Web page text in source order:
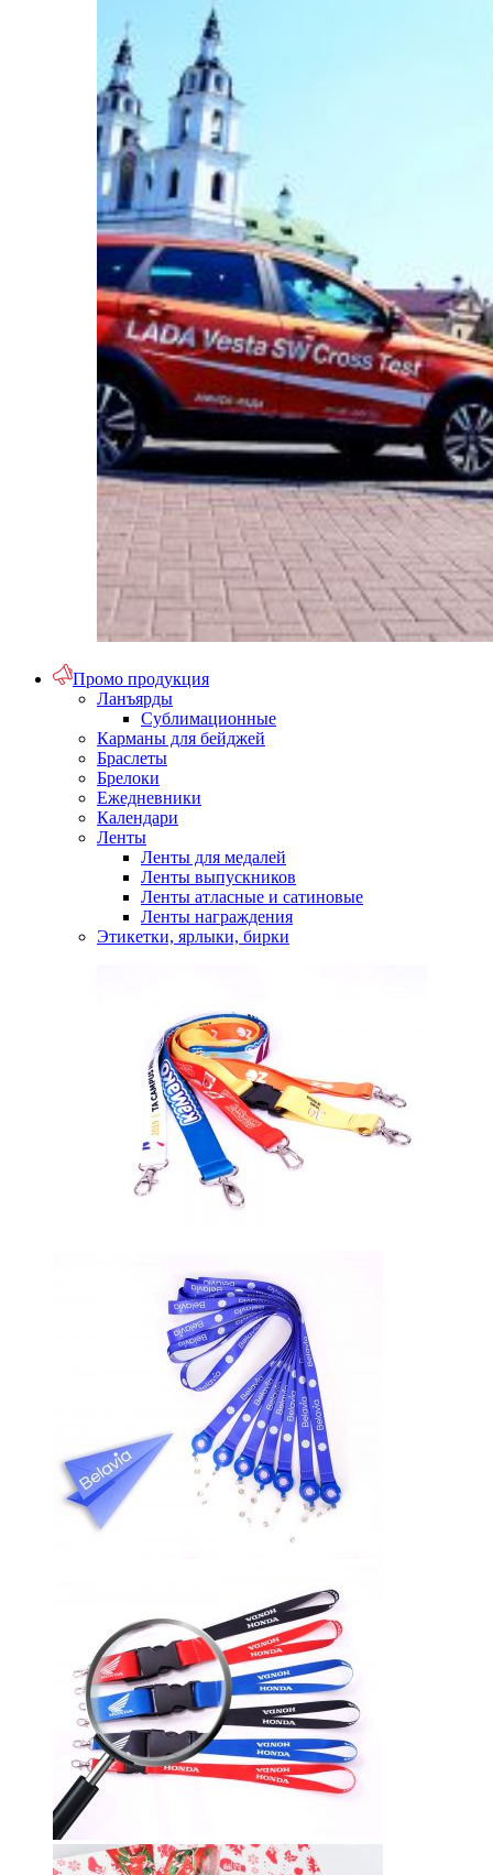
Промо продукция
Ланъярды
Сублимационные
Карманы для бейджей
Браслеты
Брелоки
Ежедневники
Календари
Ленты
Ленты для медалей
Ленты выпускников
Ленты атласные и сатиновые
Ленты награждения
Этикетки, ярлыки, бирки